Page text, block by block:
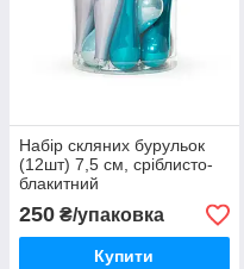
Набір скляних бурульок
(12шт) 7,5 см, сріблисто-
блакитний
250 ₴/упаковка
Купити